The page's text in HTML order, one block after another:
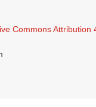
Commons Attribution